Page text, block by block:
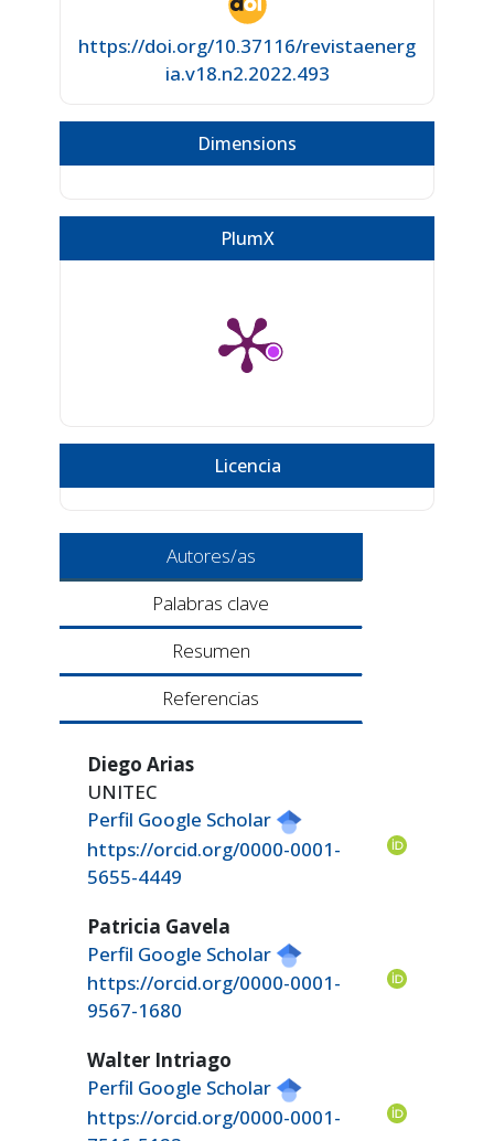
https://doi.org/10.37116/revistaenerg
ia.v18.n2.2022.493
Dimensions
PlumX
Licencia
Autores/as
Palabras clave
Resumen
Referencias
Diego Arias
UNITEC
Perfil Google Scholar
https://orcid.org/0000-0001-
5655-4449
Patricia Gavela
Perfil Google Scholar
https://orcid.org/0000-0001-
9567-1680
Walter Intriago
Perfil Google Scholar
https://orcid.org/0000-0001-